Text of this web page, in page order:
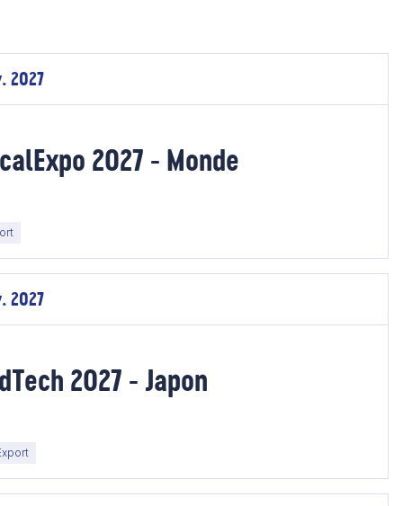
2027
2027 - Monde
2027
2027 - Japon